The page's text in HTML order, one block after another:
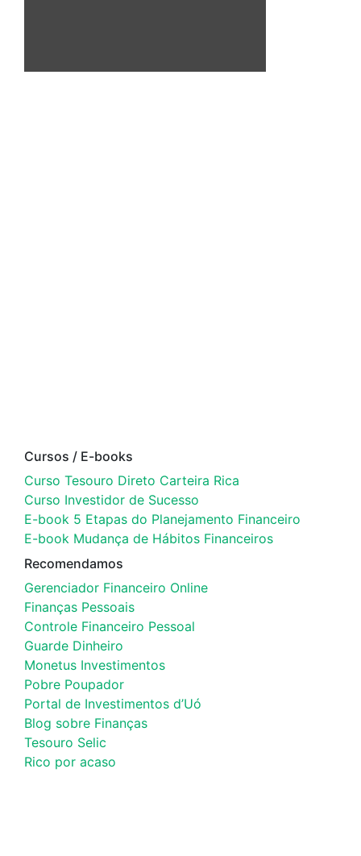
Cursos / E-books
Curso Tesouro Direto Carteira Rica
Curso Investidor de Sucesso
E-book 5 Etapas do Planejamento Financeiro
E-book Mudança de Hábitos Financeiros
Recomendamos
Gerenciador Financeiro Online
Finanças Pessoais
Controle Financeiro Pessoal
Guarde Dinheiro
Monetus Investimentos
Pobre Poupador
Portal de Investimentos d’Uó
Blog sobre Finanças
Tesouro Selic
Rico por acaso